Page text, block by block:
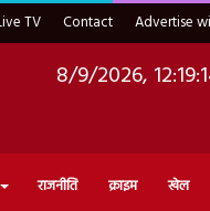
TV Contact Advertise
8/9/2026,
राजनीति क्राइम खेल